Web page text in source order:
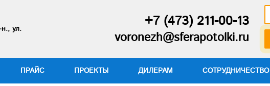
ул.
+7 (473) 211-00-13
voronezh@sferapotolki.ru
ПРАЙС ПРОЕКТЫ ДИЛЕРАМ СОТРУДНИЧЕСТВО